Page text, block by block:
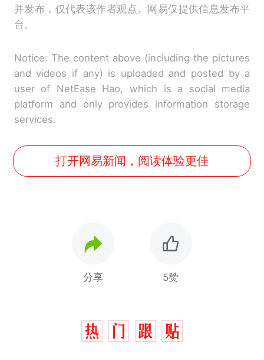
并发布，仅代表该作者观点。网易仅提供信息发布平
台。
Notice: The content above (including the pictures
and videos if any) is uploaded and posted by a
user of NetEase Hao, which is a social media
platform and only provides information storage
services.
打开网易新闻，阅读体验更佳
分享 5赞
热
“不想干了特提出辞职”，疑